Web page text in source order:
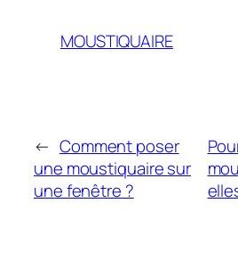
MOUSTIQUAIRE
← Comment poser
une moustiquaire sur
une fenêtre ?